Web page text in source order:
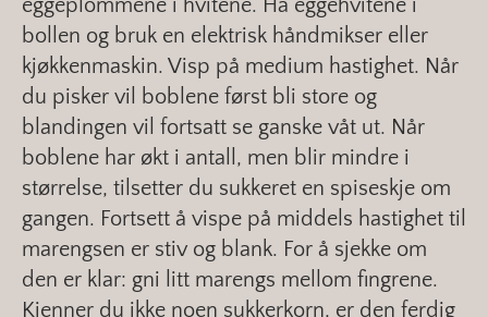
eggeplommene i hvitene. Ha eggehvitene i
bollen og bruk en elektrisk håndmikser eller
kjøkkenmaskin. Visp på medium hastighet. Når
du pisker vil boblene først bli store og
blandingen vil fortsatt se ganske våt ut. Når
boblene har økt i antall, men blir mindre i
størrelse, tilsetter du sukkeret en spiseskje om
gangen. Fortsett å vispe på middels hastighet til
marengsen er stiv og blank. For å sjekke om
den er klar: gni litt marengs mellom fingrene.
Kjenner du ikke noen sukkerkorn, er den ferdig